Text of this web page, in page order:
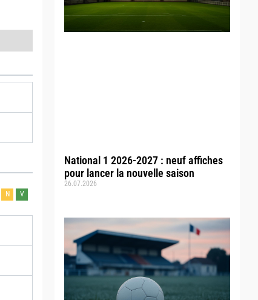
National 1 2026-2027 : neuf affiches
pour lancer la nouvelle saison
26.07.2026
N V